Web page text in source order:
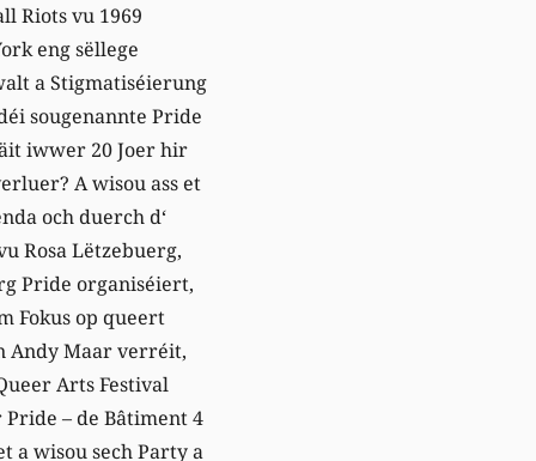
Riots vu 1969
eng sëllege
a Stigmatiséierung
sougenannte Pride
iwwer 20 Joer hir
A wisou ass et
och duerch d‘
Rosa Lëtzebuerg,
Pride organiséiert,
Fokus op queert
Andy Maar verréit,
Arts Festival
– de Bâtiment 4
a wisou sech Party a